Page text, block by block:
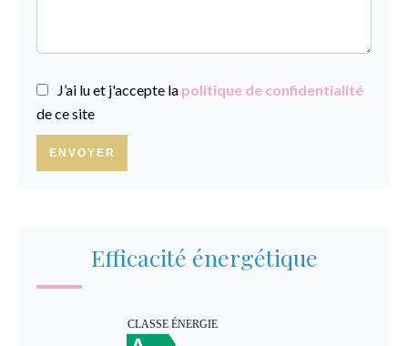
J’ai lu et j'accepte la politique de confidentialité
de ce site
ENVOYER
Efficacité énergétique